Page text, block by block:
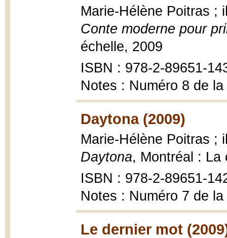
Marie-Hélène Poitras ;
Conte moderne pour
échelle, 2009
ISBN : 978-2-89651-
Notes : Numéro 8 de
Daytona (2009)
Marie-Hélène Poitras ;
Daytona, Montréal : La
ISBN : 978-2-89651-
Notes : Numéro 7 de
Le dernier mot